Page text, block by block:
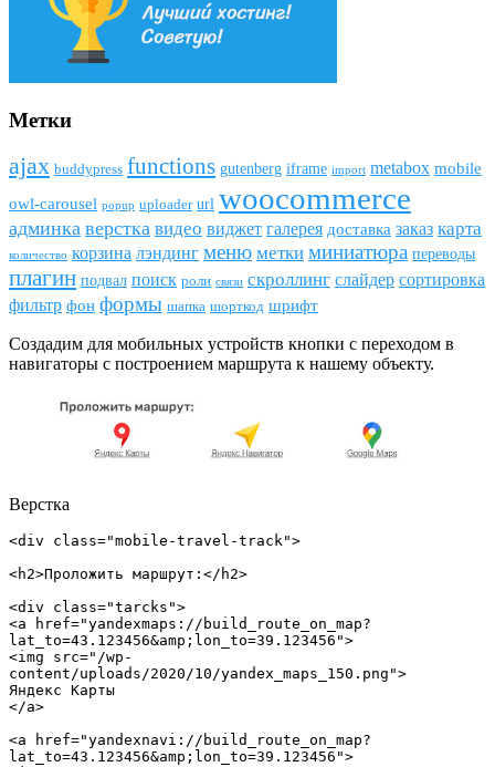
Метки
ajax buddypress funсtions gutenberg iframe import metabox mobile
owl-carousel popup uploader url woocommerce
админка верстка видео виджет галерея доставка заказ карта
количество корзина лэндинг меню метки миниатюра переводы
плагин подвал поиск роли связи скроллинг слайдер сортировка
фильтр фон формы шапка шорткод шрифт
Создадим для мобильных устройств кнопки с переходом в
навигаторы с построением маршрута к нашему объекту.
Верстка
<div class="mobile-travel-track">
<h2>Проложить маршрут:</h2>
<div class="tarcks">
<a href="yandexmaps://build_route_on_map?
lat_to=43.123456&amp;lon_to=39.123456">
<img src="/wp-
content/uploads/2020/10/yandex_maps_150.png">
Яндекс Карты
</a>
<a href="yandexnavi://build_route_on_map?
lat_to=43.123456&amp;lon_to=39.123456">